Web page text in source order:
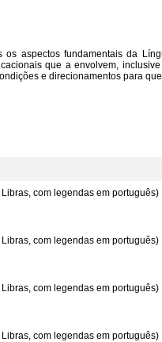
os aspectos fundamentais da
que a envolvem,
e direcionamentos para
com legendas em português)
com legendas em português)
com legendas em português)
com legendas em português)